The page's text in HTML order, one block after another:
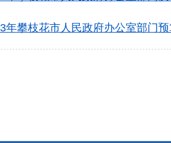
年攀枝花市人民政府办公室部门